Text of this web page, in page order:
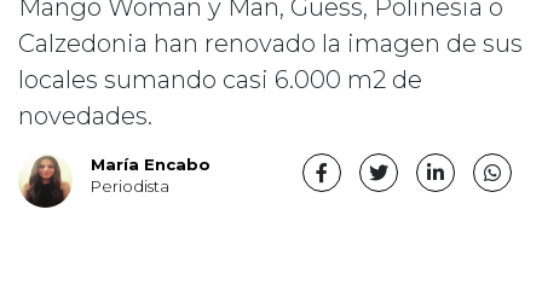
Mango Woman y Man, Guess, Polinesia o
Calzedonia han renovado la imagen de sus
locales sumando casi 6.000 m2 de
novedades.
María Encabo
Periodista